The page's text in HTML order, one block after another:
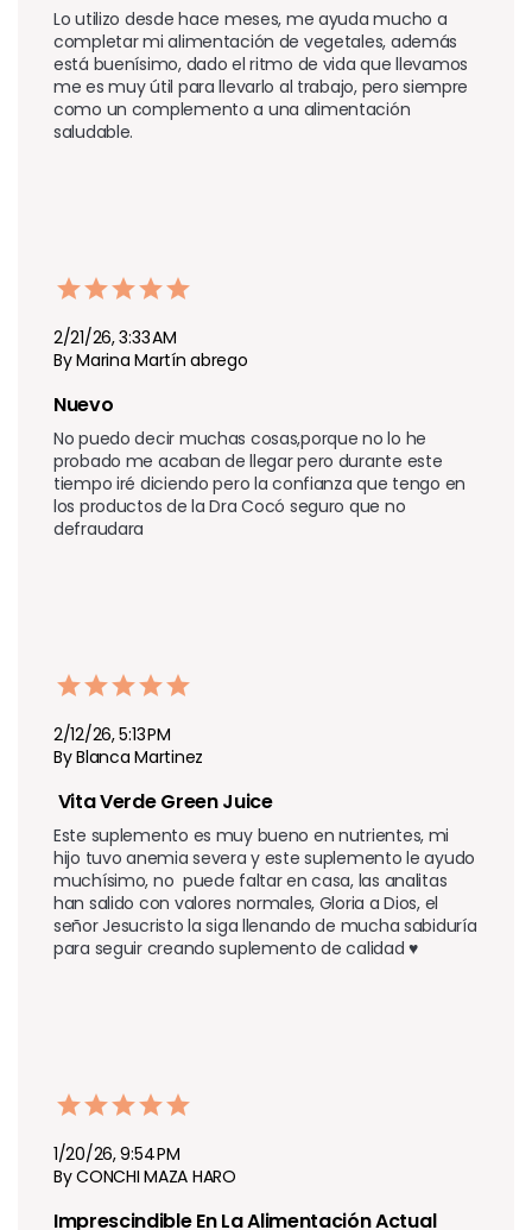
Lo utilizo desde hace meses, me ayuda mucho a
completar mi alimentación de vegetales, además
está buenísimo, dado el ritmo de vida que llevamos
me es muy útil para llevarlo al trabajo, pero siempre
como un complemento a una alimentación
saludable.
2/21/26, 3:33 AM
By Marina Martín abrego
Nuevo
No puedo decir muchas cosas,porque no lo he
probado me acaban de llegar pero durante este
tiempo iré diciendo pero la confianza que tengo en
los productos de la Dra Cocó seguro que no
defraudara
2/12/26, 5:13 PM
By Blanca Martinez
Vita Verde Green Juice
Este suplemento es muy bueno en nutrientes, mi
hijo tuvo anemia severa y este suplemento le ayudo
muchísimo, no  puede faltar en casa, las analitas
han salido con valores normales, Gloria a Dios, el
señor Jesucristo la siga llenando de mucha sabiduría
para seguir creando suplemento de calidad ♥️
1/20/26, 9:54 PM
By CONCHI MAZA HARO
Imprescindible En La Alimentación Actual